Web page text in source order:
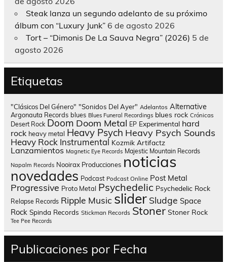
Steak lanza un segundo adelanto de su próximo
álbum con “Luxury Junk” 6 de agosto 2026
Tort – “Dimonis De La Sauva Negra” (2026) 5 de
agosto 2026
Etiquetas
"Clásicos Del Género" "Sonidos Del Ayer" Adelantos Alternative
Argonauta Records blues Blues Funeral Recordings blues rock Crónicas
Desert Rock Doom Doom Metal EP Experimental hard
rock heavy metal Heavy Psych Heavy Psych Sounds
Heavy Rock Instrumental Kozmik Artifactz
Lanzamientos Magnetic Eye Records Majestic Mountain Records
Napalm Records Nooirax Producciones noticias
novedades Podcast Podcast Online Post Metal
Progressive Proto Metal Psychedelic Psychedelic Rock
Relapse Records Ripple Music slider Sludge Space
Rock Spinda Records Stickman Records Stoner Stoner Rock
Tee Pee Records
Publicaciones por Fecha